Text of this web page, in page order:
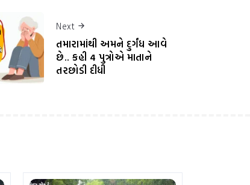
Next
તમારામાંથી અમને દુર્ગંધ આવે
છે.. કહી 4 પુત્રોએ માતાને
તરછોડી દીધી